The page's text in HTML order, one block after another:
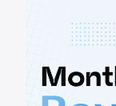
логическая
слив ~$578K